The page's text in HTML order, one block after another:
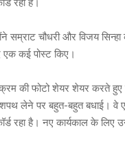
e
n
k
रहा है।
सम्राट चौधरी और विजय
एक कई पोस्ट किए।
की फोटो शेयर शेयर करते हुए
शपथ लेने पर बहुत-बहुत बधाई।
रहा है। नए कार्यकाल के लिए